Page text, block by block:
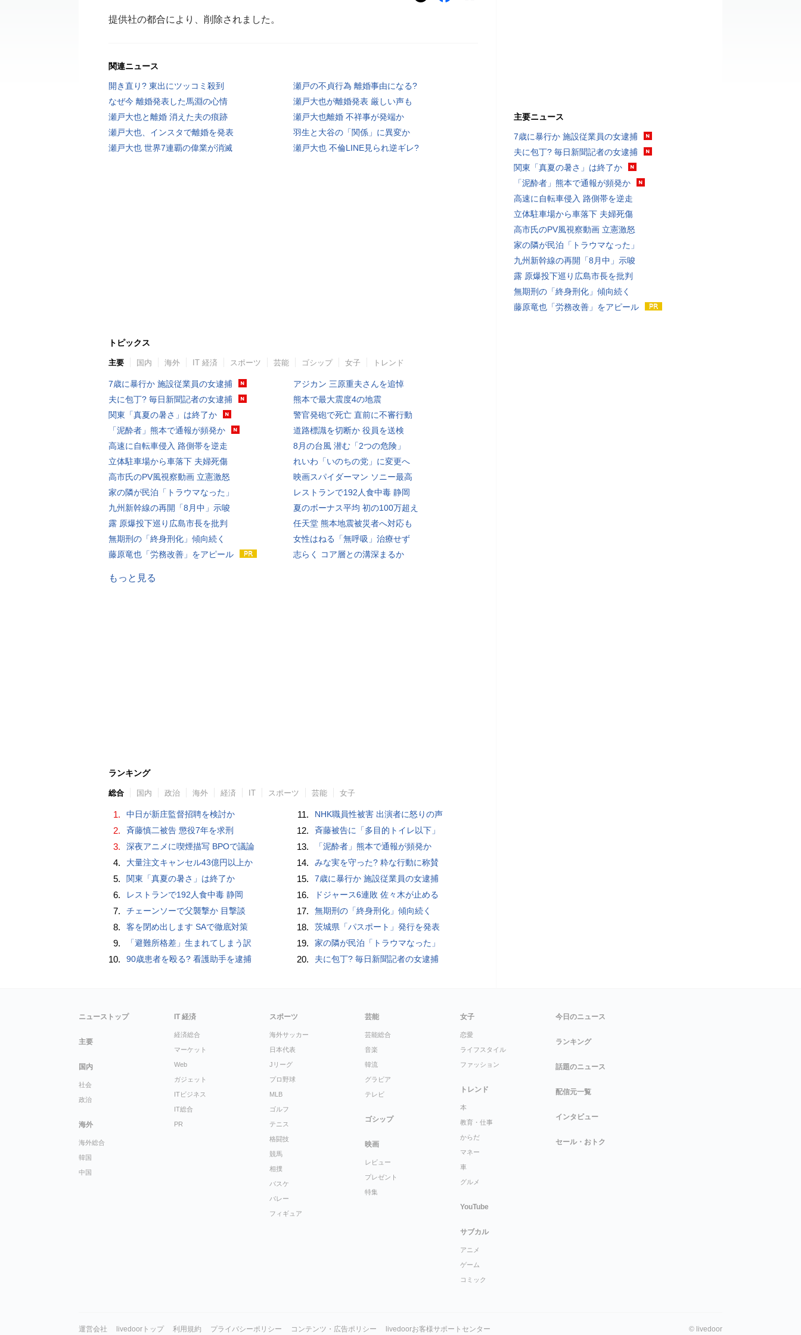
提供社の都合により、削除されました。
関連ニュース
開き直り? 東出にツッコミ殺到
瀬戸の不貞行為 離婚事由になる?
なぜ今 離婚発表した馬淵の心情
瀬戸大也が離婚発表 厳しい声も
瀬戸大也と離婚 消えた夫の痕跡
瀬戸大也離婚 不祥事が発端か
瀬戸大也、インスタで離婚を発表
羽生と大谷の「関係」に異変か
瀬戸大也 世界7連覇の偉業が消滅
瀬戸大也 不倫LINE見られ逆ギレ?
トピックス
主要 国内 海外 IT 経済 スポーツ 芸能 ゴシップ 女子 トレンド
7歳に暴行か 施設従業員の女逮捕
夫に包丁? 毎日新聞記者の女逮捕
関東「真夏の暑さ」は終了か
「泥酔者」熊本で通報が頻発か
高速に自転車侵入 路側帯を逆走
立体駐車場から車落下 夫婦死傷
高市氏のPV風視察動画 立憲激怒
家の隣が民泊「トラウマなった」
九州新幹線の再開「8月中」示唆
露 原爆投下巡り広島市長を批判
無期刑の「終身刑化」傾向続く
藤原竜也「労務改善」をアピール
アジカン 三原重夫さんを追悼
熊本で最大震度4の地震
警官発砲で死亡 直前に不審行動
道路標識を切断か 役員を送検
8月の台風 潜む「2つの危険」
れいわ「いのちの党」に変更へ
映画スパイダーマン ソニー最高
レストランで192人食中毒 静岡
夏のボーナス平均 初の100万超え
任天堂 熊本地震被災者へ対応も
女性はねる「無呼吸」治療せず
志らく コア層との溝深まるか
もっと見る
ランキング
総合 国内 政治 海外 経済 IT スポーツ 芸能 女子
1. 中日が新庄監督招聘を検討か
2. 斉藤慎二被告 懲役7年を求刑
3. 深夜アニメに喫煙描写 BPOで議論
4. 大量注文キャンセル43億円以上か
5. 関東「真夏の暑さ」は終了か
6. レストランで192人食中毒 静岡
7. チェーンソーで父襲撃か 目撃談
8. 客を閉め出します SAで徹底対策
9. 「避難所格差」生まれてしまう訳
10. 90歳患者を殴る? 看護助手を逮捕
11. NHK職員性被害 出演者に怒りの声
12. 斉藤被告に「多目的トイレ以下」
13. 「泥酔者」熊本で通報が頻発か
14. みな実を守った? 粋な行動に称賛
15. 7歳に暴行か 施設従業員の女逮捕
16. ドジャース6連敗 佐々木が止める
17. 無期刑の「終身刑化」傾向続く
18. 茨城県「パスポート」発行を発表
19. 家の隣が民泊「トラウマなった」
20. 夫に包丁? 毎日新聞記者の女逮捕
主要ニュース
7歳に暴行か 施設従業員の女逮捕
夫に包丁? 毎日新聞記者の女逮捕
関東「真夏の暑さ」は終了か
「泥酔者」熊本で通報が頻発か
高速に自転車侵入 路側帯を逆走
立体駐車場から車落下 夫婦死傷
高市氏のPV風視察動画 立憲激怒
家の隣が民泊「トラウマなった」
九州新幹線の再開「8月中」示唆
露 原爆投下巡り広島市長を批判
無期刑の「終身刑化」傾向続く
藤原竜也「労務改善」をアピール
ニューストップ
主要
国内
社会
政治
海外
海外総合
韓国
中国
IT 経済
経済総合
マーケット
Web
ガジェット
ITビジネス
IT総合
PR
スポーツ
海外サッカー
日本代表
Jリーグ
プロ野球
MLB
ゴルフ
テニス
格闘技
競馬
相撲
バスケ
バレー
フィギュア
芸能
芸能総合
音楽
韓流
グラビア
テレビ
ゴシップ
映画
レビュー
プレゼント
特集
女子
恋愛
ライフスタイル
ファッション
トレンド
本
教育・仕事
からだ
マネー
車
グルメ
YouTube
サブカル
アニメ
ゲーム
コミック
今日のニュース
ランキング
話題のニュース
配信元一覧
インタビュー
セール・おトク
運営会社 livedoorトップ 利用規約 プライバシーポリシー コンテンツ・広告ポリシー livedoorお客様サポートセンター © livedoor